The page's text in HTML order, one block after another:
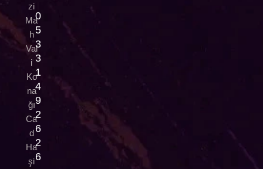
zi
Ma
h
Val
i
Ko
na
ğı
Ca
d
Ha
şi
0
5
3
3
1
4
9
2
6
2
6